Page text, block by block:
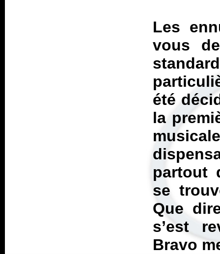
Les
vous
été
la
partout
se
Que
s’est
Bravo